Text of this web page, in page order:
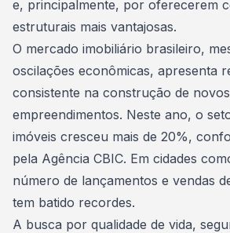
e, principalmente, por oferecerem
estruturais mais vantajosas.
O mercado imobiliário brasileiro,
oscilações econômicas, apresenta
consistente na construção de novos
empreendimentos. Neste ano, o
imóveis cresceu mais de 20%,
pela Agência CBIC. Em cidades
número de lançamentos e vendas
tem batido recordes.
A busca por qualidade de vida,